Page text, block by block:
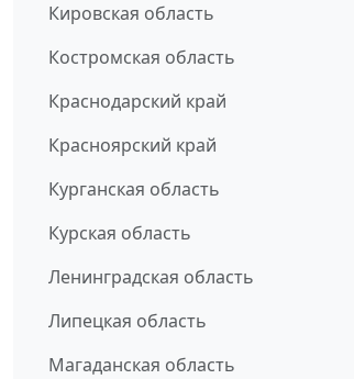
Кировская область
Костромская область
Краснодарский край
Красноярский край
Курганская область
Курская область
Ленинградская область
Липецкая область
Магаданская область